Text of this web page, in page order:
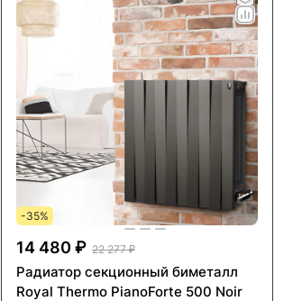
-35%
14 480 ₽ 22 277 ₽
Радиатор секционный биметалл
Royal Thermo PianoForte 500 Noir